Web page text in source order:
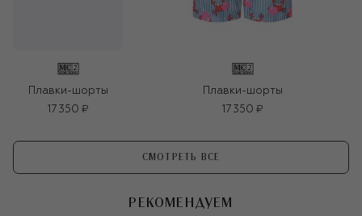
Плавки-шорты
17 350 ₽
Плавки-шорты
17 350 ₽
СМОТРЕТЬ ВСЕ
РЕКОМЕНДУЕМ